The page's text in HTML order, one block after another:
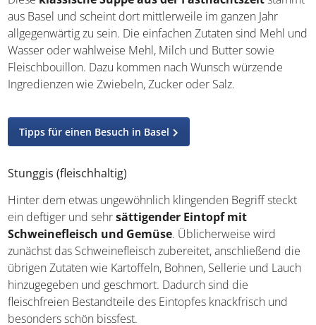
Basler Mehlsuppe (fleischhaltig)
Dieseklassische Suppe aus der Fastnachtszeit
stammt aus Basel und scheint dort mittlerweile im ganzen
Mehl und Wasser oder wahlweise Mehl, Milch und Butter
sowie Fleischbouillon. Dazu kommen nach Wunsch
würzende Ingredienzen wie Zwiebeln, Zucker oder Salz.
Tipps für einen Besuch in Basel
Stunggis (fleischhaltig)
Hinter dem etwas ungewöhnlich klingenden Begriff steckt
ein deftiger und sehrsättigender Eintopf mit
Schweinefleisch und Gemüse. Üblicherweise wird
zunächst das Schweinefleisch zubereitet, anschließend